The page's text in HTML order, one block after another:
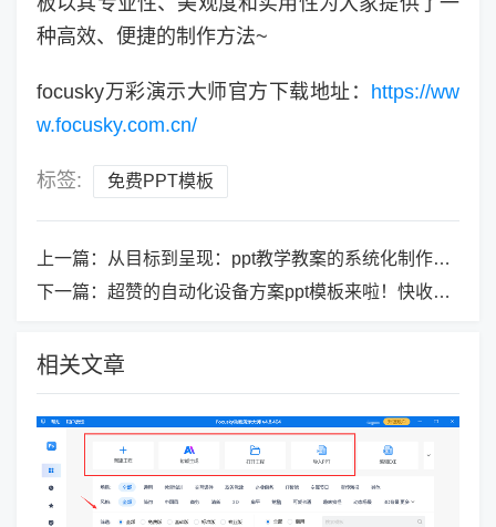
种高效、便捷的制作方法~
focusky万彩演示大师官方下载地址： https://ww
w.focusky.com.cn/
标签: 免费PPT模板
上一篇：
从目标到呈现：ppt教学教案的系统化制作思路
下一篇： 超赞的自动化设备方案ppt模板来啦！快收起来！
相关文章